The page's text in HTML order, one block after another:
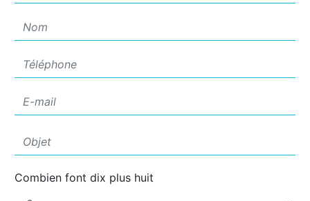
Combien font dix plus huit